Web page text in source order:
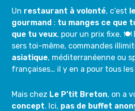
Un restaurant à volonté, c’est
gourmand : tu manges ce que
que tu veux, pour un prix fixe. 🍽️
sers toi-même, commandes
asiatique, méditerranéenne ou
françaises… il y en a pour tous
Mais chez Le P’tit Breton, on a
concept. Ici, pas de buffet